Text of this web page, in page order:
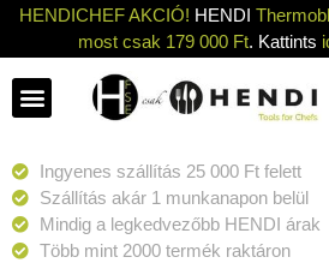
HENDICHEF AKCIÓ! HENDI
most csak 179 000 Ft. Kattints
Ingyenes szállítás 25 000 Ft felett
Szállítás akár 1 munkanapon belül
Mindig a legkedvezőbb HENDI árak
Több mint 2000 termék raktáron